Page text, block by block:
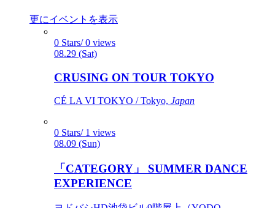
更にイベントを表示
0 Stars/ 0 views
08.29 (Sat)
CRUSING ON TOUR TOKYO
CÉ LA VI TOKYO / Tokyo, Japan
0 Stars/ 1 views
08.09 (Sun)
「CATEGORY」 SUMMER DANCE
EXPERIENCE